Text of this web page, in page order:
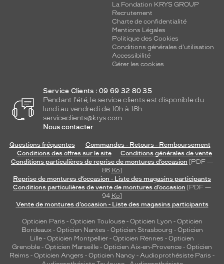
La Fondation KRYS GROUP
Recrutement
Charte de confidentialité
Mentions Légales
Politique des Cookies
Conditions générales d'utilisation
Accessibilité
Gérer les cookies
Service Clients : 09 69 32 80 35
Pendant l'été, le service clients est disponible du
lundi au vendredi de 10h à 18h.
serviceclients@krys.com
Nous contacter
Questions fréquentes
Commandes - Retours - Remboursement
Conditions des offres sur le site
Conditions générales de vente
Conditions particulières de reprise de montures d’occasion [PDF —
86 Ko]
Reprise de montures d’occasion - Liste des magasins participants
Conditions particulières de vente de montures d’occasion [PDF —
94 Ko]
Vente de montures d’occasion - Liste des magasins participants
Opticien Paris - Opticien Toulouse- Opticien Lyon - Opticien
Bordeaux- Opticien Nantes - Opticien Strasbourg - Opticien
Lille - Opticien Montpellier - Opticien Rennes - Opticien
Grenoble - Opticien Marseille - Opticien Aix-en-Provence - Opticien
Reims - Opticien Angers - Opticien Nancy - Audioprothésiste Paris -